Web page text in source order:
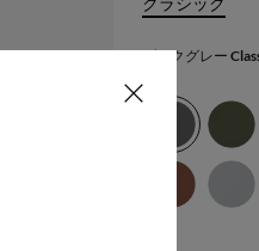
ダークグレー